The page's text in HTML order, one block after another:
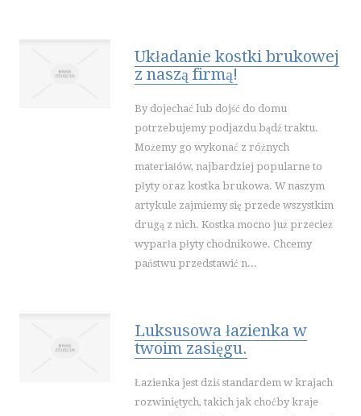
Układanie kostki brukowej
z naszą firmą!
By dojechać lub dojść do domu
potrzebujemy podjazdu bądź traktu.
Możemy go wykonać z różnych
materiałów, najbardziej popularne to
płyty oraz kostka brukowa. W naszym
artykule zajmiemy się przede wszystkim
drugą z nich. Kostka mocno już przecież
wyparła płyty chodnikowe. Chcemy
państwu przedstawić n...
Luksusowa łazienka w
twoim zasięgu.
Łazienka jest dziś standardem w krajach
rozwiniętych, takich jak choćby kraje